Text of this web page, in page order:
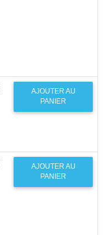
AJOUTER AU
PANIER
AJOUTER AU
PANIER